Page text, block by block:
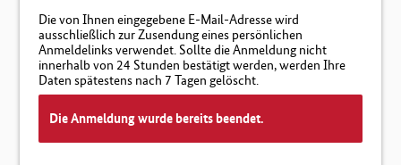
Die von Ihnen eingegebene E-Mail-Adresse wird
ausschließlich zur Zusendung eines persönlichen
Anmeldelinks verwendet. Sollte die Anmeldung nicht
innerhalb von 24 Stunden bestätigt werden, werden Ihre
Daten spätestens nach 7 Tagen gelöscht.
Die Anmeldung wurde bereits beendet.